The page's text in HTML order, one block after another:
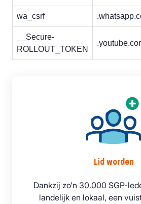
wa_csrf
__Secure-
ROLLOUT_TOKEN
Lid worden
Dankzij zo'n 30.000 SGP-
landelijk en lokaal, een